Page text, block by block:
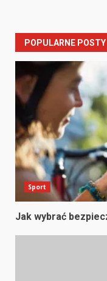
POPULARNE POSTY
Sport
Jak wybrać